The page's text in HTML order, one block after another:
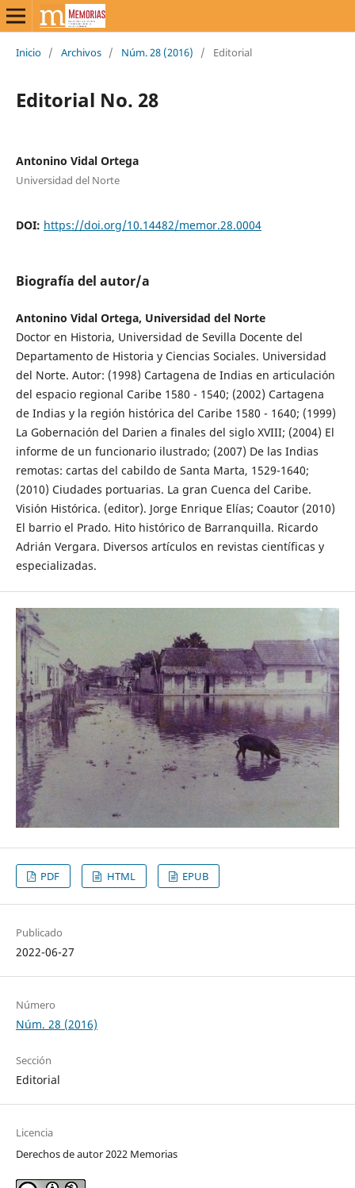
Inicio / Archivos / Núm. 28 (2016) / Editorial
Editorial No. 28
Antonino Vidal Ortega
Universidad del Norte
DOI: https://doi.org/10.14482/memor.28.0004
Biografía del autor/a
Antonino Vidal Ortega, Universidad del Norte
Doctor en Historia, Universidad de Sevilla Docente del
Departamento de Historia y Ciencias Sociales. Universidad
del Norte. Autor: (1998) Cartagena de Indias en articulación
del espacio regional Caribe 1580 - 1540; (2002) Cartagena
de Indias y la región histórica del Caribe 1580 - 1640; (1999)
La Gobernación del Darien a finales del siglo XVIII; (2004) El
informe de un funcionario ilustrado; (2007) De las Indias
remotas: cartas del cabildo de Santa Marta, 1529-1640;
(2010) Ciudades portuarias. La gran Cuenca del Caribe.
Visión Histórica. (editor). Jorge Enrique Elías; Coautor (2010)
El barrio el Prado. Hito histórico de Barranquilla. Ricardo
Adrián Vergara. Diversos artículos en revistas científicas y
especializadas.
PDF HTML EPUB
Publicado
2022-06-27
Número
Núm. 28 (2016)
Sección
Editorial
Licencia
Derechos de autor 2022 Memorias